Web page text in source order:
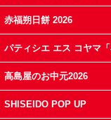
赤福朔日餅 2026
パティシエ エス コヤマ
高島屋のお中元2026
SHISEIDO POP UP